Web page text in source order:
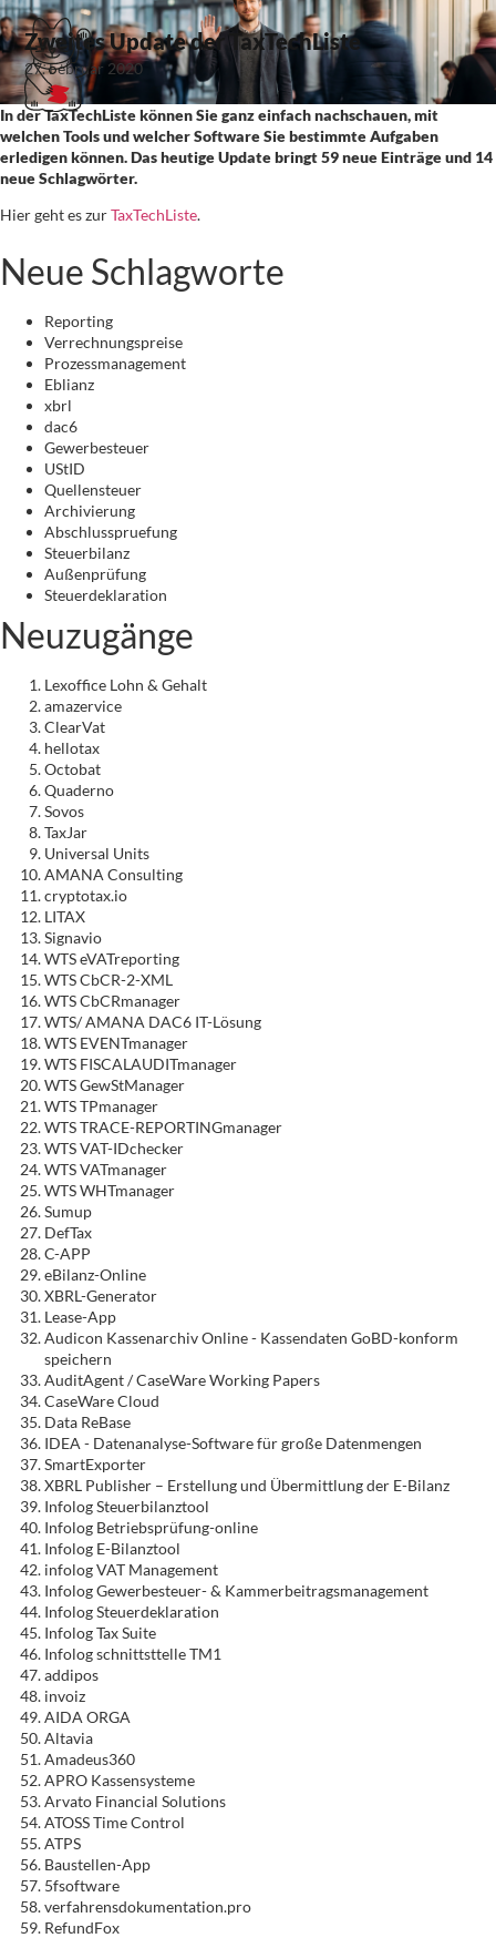
Zweites Update der TaxTechListe
27. Februar 2020
In der TaxTechListe können Sie ganz einfach nachschauen, mit
welchen Tools und welcher Software Sie bestimmte Aufgaben
erledigen können. Das heutige Update bringt 59 neue Einträge und 14
neue Schlagwörter.
Hier geht es zurTaxTechListe.
Neue Schlagworte
Reporting
Verrechnungspreise
Prozessmanagement
Eblianz
xbrl
dac6
Gewerbesteuer
UStID
Quellensteuer
Archivierung
Abschlusspruefung
Steuerbilanz
Außenprüfung
Steuerdeklaration
Neuzugänge
Lexoffice Lohn & Gehalt
amazervice
ClearVat
hellotax
Octobat
Quaderno
Sovos
TaxJar
Universal Units
AMANA Consulting
cryptotax.io
LITAX
Signavio
WTS eVATreporting
WTS CbCR-2-XML
WTS CbCRmanager
WTS/ AMANA DAC6 IT-Lösung
WTS EVENTmanager
WTS FISCALAUDITmanager
WTS GewStManager
WTS TPmanager
WTS TRACE-REPORTINGmanager
WTS VAT-IDchecker
WTS VATmanager
WTS WHTmanager
Sumup
DefTax
C-APP
eBilanz-Online
XBRL-Generator
Lease-App
Audicon Kassenarchiv Online - Kassendaten GoBD-konform
speichern
AuditAgent / CaseWare Working Papers
CaseWare Cloud
Data ReBase
IDEA - Datenanalyse-Software für große Datenmengen
SmartExporter
XBRL Publisher – Erstellung und Übermittlung der E-Bilanz
Infolog Steuerbilanztool
Infolog Betriebsprüfung-online
Infolog E-Bilanztool
infolog VAT Management
Infolog Gewerbesteuer- & Kammerbeitragsmanagement
Infolog Steuerdeklaration
Infolog Tax Suite
Infolog schnittsttelle TM1
addipos
invoiz
AIDA ORGA
Altavia
Amadeus360
APRO Kassensysteme
Arvato Financial Solutions
ATOSS Time Control
ATPS
Baustellen-App
5fsoftware
verfahrensdokumentation.pro
RefundFox